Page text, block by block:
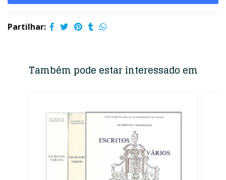
Partilhar:
Também pode estar interessado em